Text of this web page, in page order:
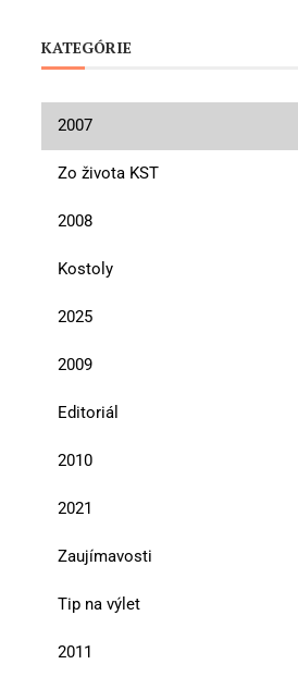
KATEGÓRIE
2007
Zo života KST
2008
Kostoly
2025
2009
Editoriál
2010
2021
Zaujímavosti
Tip na výlet
2011